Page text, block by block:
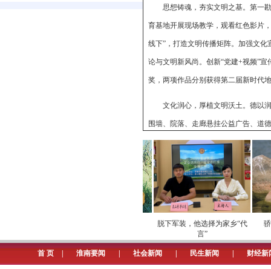
思想铸魂，夯实文明之基。第一
育基地开展现场教学，观看红色影片
线下”，打造文明传播矩阵。加强文
论与文明新风尚。创新“党建+视频”
奖，两项作品分别获得第二届新时代
文化润心，厚植文明沃土。德以
围墙、院落、走廊悬挂公益广告、道
德、职业道德、家庭美德教育。大力
人、省“最美家庭”、省直优秀党务工
球、羽毛球、篮球等职工兴趣活动协
文艺汇演等活动，丰富职工业余生活
舍、为一线配备野营房，用心用情关
聚焦主业，走好创新之路。第一
查，发现一处大型煤炭产地。推进地
脱下军装，他选择为家乡“代
言”
骄
首 页 淮南要闻 社会新闻 民生新闻 财经新